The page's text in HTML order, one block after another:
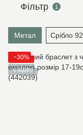
Фільтр 1
Метал Срібло
−30%
є відео